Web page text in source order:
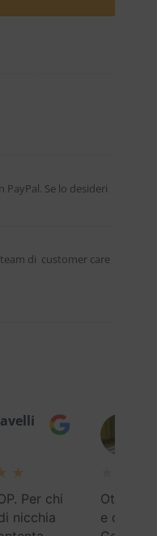
Se lo desideri
di customer care
Per chi
nicchia
Ottimo
e